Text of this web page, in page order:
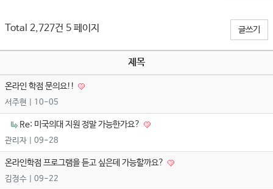
Total 2,727건 5 페이지 글쓰기
제목
온라인 학점 문의요!!
서주현 | 10-05
Re: 미국의대 지원 정말 가능한가요?
관리자 | 09-28
온라인학점 프로그램을 듣고 싶은데 가능할까요?
김정수 | 09-22